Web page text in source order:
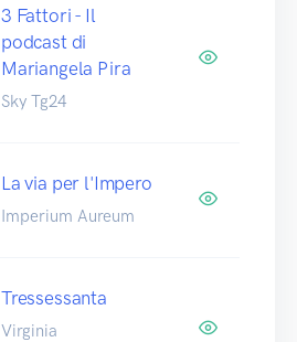
3 Fattori - Il
podcast di
Mariangela Pira
Sky Tg24
La via per l'Impero
Imperium Aureum
Tressessanta
Virginia